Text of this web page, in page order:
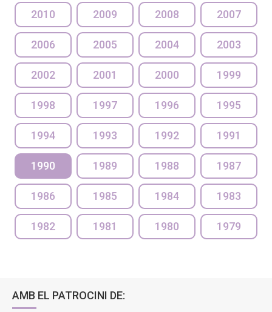
2010 2009 2008 2007
2006 2005 2004 2003
2002 2001 2000 1999
1998 1997 1996 1995
1994 1993 1992 1991
1990 1989 1988 1987
1986 1985 1984 1983
1982 1981 1980 1979
AMB EL PATROCINI DE: